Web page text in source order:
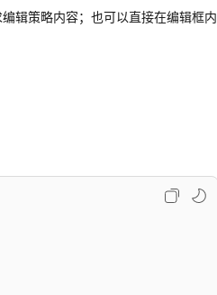
辑策略内容；也可以直接在编辑框内